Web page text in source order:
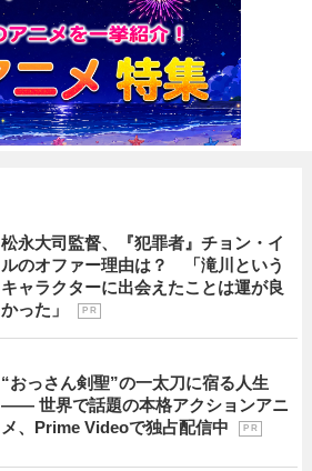
松永大司監督、『犯罪者』チョン・イ
ルのオファー理由は？ 「滝川という
キャラクターに出会えたことは運が良
かった」
P R
“おっさん剣聖”の一太刀に宿る人生
―― 世界で話題の本格アクションアニ
メ、Prime Videoで独占配信中
P R